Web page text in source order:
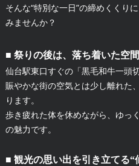
そんな“特別な一日”の締めくくり
みませんか？
■ 祭りの後は、落ち着いた空
仙台駅東口すぐの「黒毛和牛一頭
賑やかな街の空気とは少し離れた
ります。
歩き疲れた体を休めながら、ゆっ
の魅力です。
■ 観光の思い出を引き立てる“